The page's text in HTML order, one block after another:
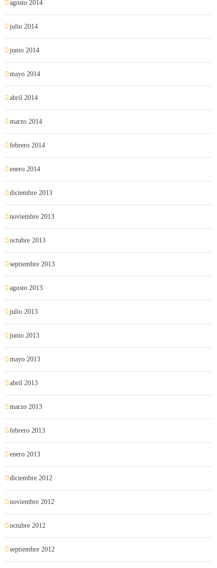
agosto 2014
julio 2014
junio 2014
mayo 2014
abril 2014
marzo 2014
febrero 2014
enero 2014
diciembre 2013
noviembre 2013
octubre 2013
septiembre 2013
agosto 2013
julio 2013
junio 2013
mayo 2013
abril 2013
marzo 2013
febrero 2013
enero 2013
diciembre 2012
noviembre 2012
octubre 2012
septiembre 2012